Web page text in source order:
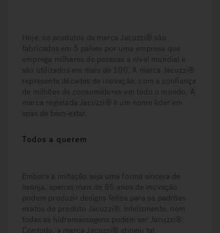
Hoje, os produtos da marca Jacuzzi® são
fabricados em 5 países por uma empresa que
emprega milhares de pessoas a nível mundial e
são utilizados em mais de 100. A marca Jacuzzi®
representa décadas de inovação, com a confiança
de milhões de consumidores em todo o mundo. A
marca registada Jacuzzi® é um nome líder em
spas de bem-estar.
Todos a querem
Embora a imitação seja uma forma sincera de
lisonja, apenas mais de 65 anos de inovação
podem produzir designs feitos para os padrões
exatos do produto Jacuzzi®. Infelizmente, nem
todas as hidromassagens podem ser Jacuzzi®.
Contudo, a marca Jacuzzi® atingiu tal